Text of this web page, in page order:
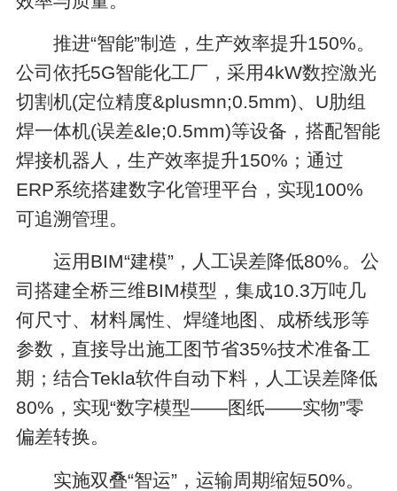
推进“智能”制造，生产效率提升150%。
公司依托5G智能化工厂，采用4kW数控激光
切割机(定位精度&plusmn;0.5mm)、U肋组
焊一体机(误差&le;0.5mm)等设备，搭配智能
焊接机器人，生产效率提升150%；通过
ERP系统搭建数字化管理平台，实现100%
可追溯管理。
运用BIM“建模”，人工误差降低80%。公
司搭建全桥三维BIM模型，集成10.3万吨几
何尺寸、材料属性、焊缝地图、成桥线形等
参数，直接导出施工图节省35%技术准备工
期；结合Tekla软件自动下料，人工误差降低
80%，实现“数字模型——图纸——实物”零
偏差转换。
实施双叠“智运”，运输周期缩短50%。